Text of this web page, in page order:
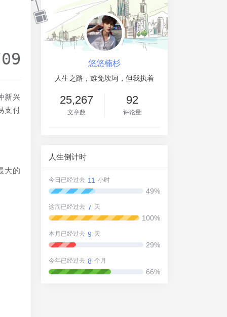
新兴
支付
大的
悠悠楠杉
人生之路，难免坎坷，但我执着
25,267
文章数
92
评论量
人生倒计时
今日已经过去 11 小时
49%
这周已经过去 7 天
100%
本月已经过去 9 天
29%
今年已经过去 8 个月
66%